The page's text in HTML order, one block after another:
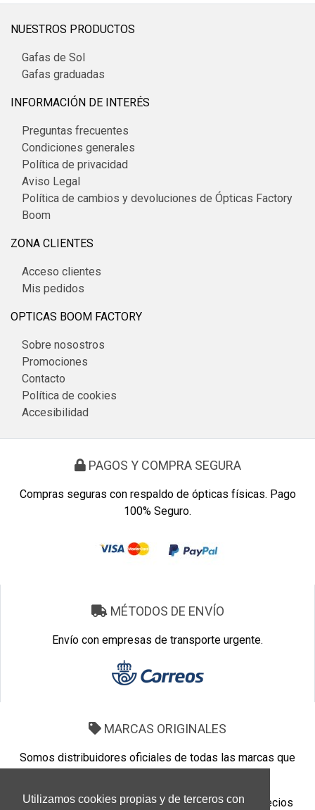
Utilizamos cookies propias y de terceros con
NUESTROS PRODUCTOS
Gafas de Sol
Gafas graduadas
INFORMACIÓN DE INTERÉS
Preguntas frecuentes
Condiciones generales
Política de privacidad
Aviso Legal
Política de cambios y devoluciones de Ópticas Factory
Boom
ZONA CLIENTES
Acceso clientes
Mis pedidos
OPTICAS BOOM FACTORY
Sobre nosostros
Promociones
Contacto
Política de cookies
Accesibilidad
PAGOS Y COMPRA SEGURA
Compras seguras con respaldo de ópticas físicas. Pago
100% Seguro.
MÉTODOS DE ENVÍO
Envío con empresas de transporte urgente.
MARCAS ORIGINALES
Somos distribuidores oficiales de todas las marcas que
Marcas 100% Originales. Tenemos los mejores precios